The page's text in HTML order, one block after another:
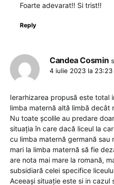
Foarte adevarat!! Si trist!!
Reply
Candea Cosmin
4 iulie 2023 la 23:23
Ierarhizarea propusă este total
limba maternă altă limbă decât
Nu toate școlile au predare
situația în care dacă liceul la
cu limba maternă germană sau
mari la limba maternă să fie
are nota mai mare la romană,
subsidiară celei specifice
Aceeași situație este si in